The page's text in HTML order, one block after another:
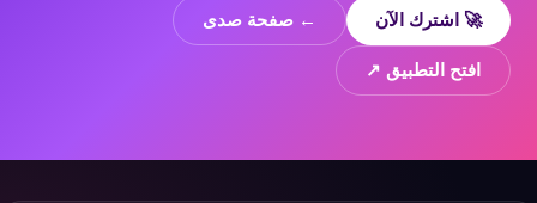
🚀 اشترك الآن ← صفحة صدى
افتح التطبيق ↗